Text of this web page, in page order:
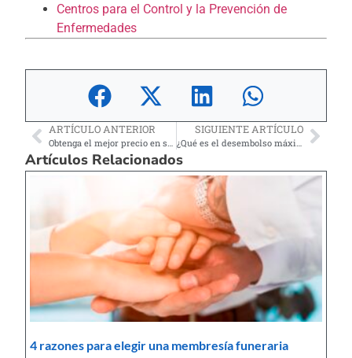
Centros para el Control y la Prevención de
Enfermedades
ARTÍCULO ANTERIOR
Obtenga el mejor precio en sus medicamentos recetados
SIGUIENTE ARTÍCULO
¿Qué es el desembolso máximo y cómo funciona?
Artículos Relacionados
4 razones para elegir una membresía funeraria